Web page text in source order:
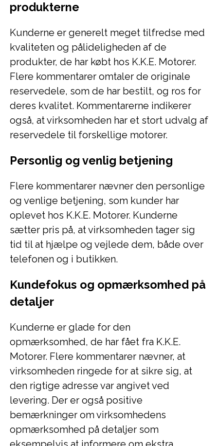
produkterne
Kunderne er generelt meget tilfredse med
kvaliteten og pålideligheden af de
produkter, de har købt hos K.K.E. Motorer.
Flere kommentarer omtaler de originale
reservedele, som de har bestilt, og ros for
deres kvalitet. Kommentarerne indikerer
også, at virksomheden har et stort udvalg af
reservedele til forskellige motorer.
Personlig og venlig betjening
Flere kommentarer nævner den personlige
og venlige betjening, som kunder har
oplevet hos K.K.E. Motorer. Kunderne
sætter pris på, at virksomheden tager sig
tid til at hjælpe og vejlede dem, både over
telefonen og i butikken.
Kundefokus og opmærksomhed på
detaljer
Kunderne er glade for den
opmærksomhed, de har fået fra K.K.E.
Motorer. Flere kommentarer nævner, at
virksomheden ringede for at sikre sig, at
den rigtige adresse var angivet ved
levering. Der er også positive
bemærkninger om virksomhedens
opmærksomhed på detaljer som